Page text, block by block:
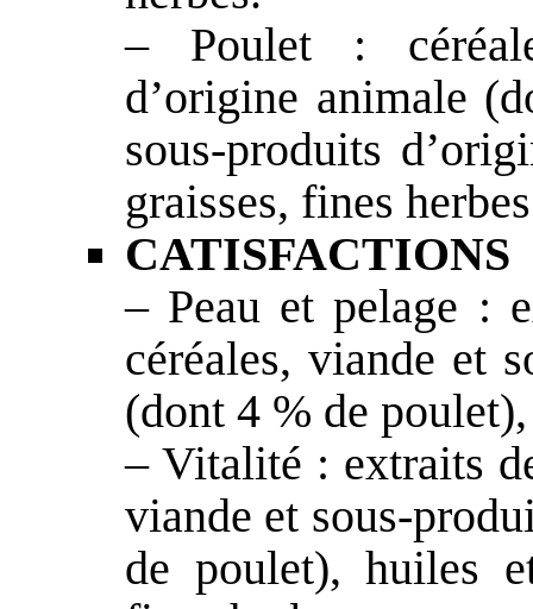
– Poulet :
d’origine animale
sous-produits
graisses, fines
CATISFACTIONS
– Peau et pelage :
céréales, viande et
(dont 4 % de
– Vitalité : extraits
viande et sous-
de poulet), huiles